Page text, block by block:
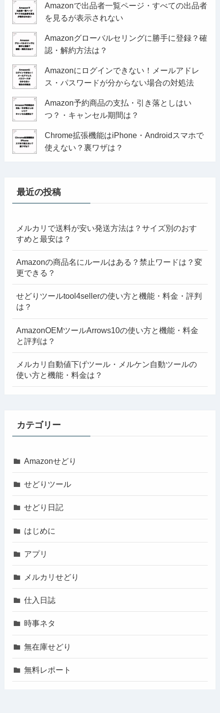
Amazonで出品者一覧ページ・すべての出品者
を見るが表示されない
Amazonグローバルセリングに勝手に登録？確
認・解約方法は？
Amazonにログインできない！メールアドレ
ス・パスワードが分からない場合の対処法
Amazon予約商品の支払・引き落としはい
つ？・キャンセル期間は？
Chrome拡張機能はiPhone・Androidスマホで
使えない？裏ワザは？
最近の投稿
メルカリで送料が安い発送方法は？サイズ別のおす
すめと最安は？
Amazonの商品名にルールはある？禁止ワードは？変
更できる？
せどりツールtool4sellerの使い方と機能・料金・評判
は？
AmazonOEMツールArrows10の使い方と機能・料金
と評判は？
メルカリ自動値下げツール・メルケン自動ツールの
使い方と機能・料金は？
カテゴリー
Amazonせどり
せどりツール
せどり日記
はじめに
アプリ
メルカリせどり
仕入日誌
時事ネタ
無在庫せどり
無料レポート